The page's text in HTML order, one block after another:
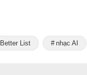
Better List nhạc AI